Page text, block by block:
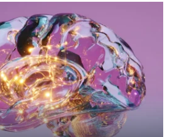
זוגיות במבחן, הפעם עם מרים